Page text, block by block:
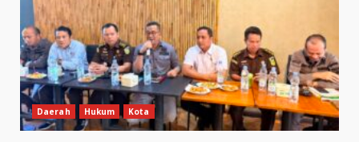
Daerah Hukum Kota